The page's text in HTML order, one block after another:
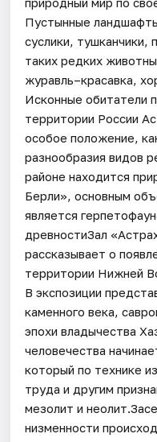
Пустынные
суслики, тушканчики,
таких редких
журавль–красавка,
Исконные обитатели
территории России
особое положение,
разнообразия видов
районе находится
Берли», основным
является
древностиЗал
рассказывает о
территории Нижней
В экспозиции
каменного века,
эпохи владычества
человечества
который по технике
труда и другим
мезолит и
низменности